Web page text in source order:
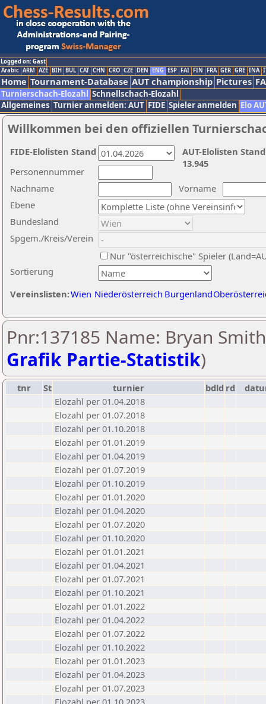
Logged on: Gast
Arabic ARM AZE BIH BUL CAT CHN CRO CZE DEN ENG ESP FAI FIN FRA GER GRE INA
Home Tournament-Database AUT championship Pictures
Turnierschach-Elozahl Schnellschach-Elozahl
Allgemeines Turnier anmelden: AUT FIDE Spieler anmelden Elo
Willkommen bei den offiziellen
Nachname
Vorname
Ebene
Sortierung
Personennummer
Bundesland
Spgem./Kreis/Verein
Nur "österreichische" Spieler
Vereinslisten:Wien Niederösterreich Burgenland
AUT-Elolisten
13.945
FIDE-Elolisten Stand
Pnr:137185 Name: Bryan
Grafik Partie-Statistik)
tnr St turnier bdld rd
Elozahl per 01.04.2018
Elozahl per 01.07.2018
Elozahl per 01.10.2018
Elozahl per 01.01.2019
Elozahl per 01.04.2019
Elozahl per 01.07.2019
Elozahl per 01.10.2019
Elozahl per 01.01.2020
Elozahl per 01.04.2020
Elozahl per 01.07.2020
Elozahl per 01.10.2020
Elozahl per 01.01.2021
Elozahl per 01.04.2021
Elozahl per 01.07.2021
Elozahl per 01.10.2021
Elozahl per 01.01.2022
Elozahl per 01.04.2022
Elozahl per 01.07.2022
Elozahl per 01.10.2022
Elozahl per 01.01.2023
Elozahl per 01.04.2023
Elozahl per 01.07.2023
Elozahl per 01.10.2023